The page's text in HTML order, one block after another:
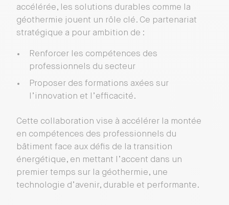
accélérée, les solutions durables comme la
géothermie jouent un rôle clé. Ce partenariat
stratégique a pour ambition de :
Renforcer les compétences des
professionnels du secteur
Proposer des formations axées sur
l’innovation et l’efficacité.
Cette collaboration vise à accélérer la montée
en compétences des professionnels du
bâtiment face aux défis de la transition
énergétique, en mettant l’accent dans un
premier temps sur la géothermie, une
technologie d’avenir, durable et performante.